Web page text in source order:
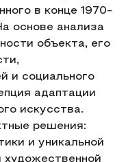
в конце 1970-
основе анализа
объекта, его
и социального
адаптации
искусства.
решения:
и уникальной
художественной